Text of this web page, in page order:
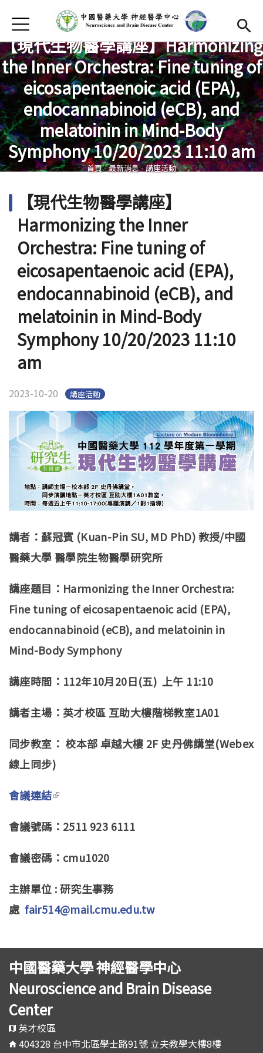
首頁
Open
中心介紹
最新消息
Open
成員介紹
Open
中心研究
發表成果
捐款支持 (link is external)
Open
中心活動
Open
English
【現代生物醫學講座】Harmonizing
the Inner Orchestra: Fine tuning of
eicosapentaenoic acid (EPA),
endocannabinoid (eCB), and
melatoinin in Mind-Body
Symphony 10/20/2023 11:10 am
您在這裡
首頁-最新消息-講座活動
【現代生物醫學講座】
Harmonizing the Inner
Orchestra: Fine tuning of
eicosapentaenoic acid (EPA),
endocannabinoid (eCB), and
melatoinin in Mind-Body
Symphony 10/20/2023 11:10
am
2023-10-20 講座活動
講者：蘇冠賓 (Kuan-Pin SU, MD PhD) 教授/中國
醫藥大學 醫學院生物醫學研究所
講座題目：Harmonizing the Inner Orchestra:
Fine tuning of eicosapentaenoic acid (EPA),
endocannabinoid (eCB), and melatoinin in
Mind-Body Symphony
講座時間：112年10月20日(五) 上午 11:10
講者主場：英才校區 互助大樓階梯教室1A01
同步教室： 校本部 卓越大樓 2F 史丹佛講堂(Webex
線上同步)
會議連結(link is external)
會議號碼：2511 923 6111
會議密碼：cmu1020
主辦單位 : 研究生事務
處fair514@mail.cmu.edu.tw
中國醫藥大學 神經醫學中心
Neuroscience and Brain Disease
Center
英才校區
404328 台中市北區學士路91號 立夫教學大樓8樓